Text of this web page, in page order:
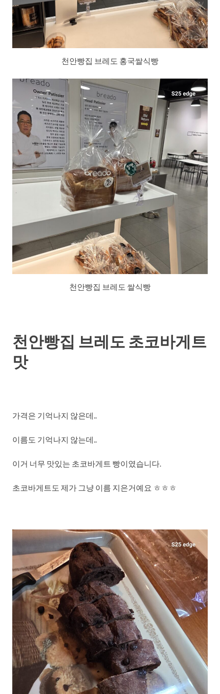
천안빵집 브레도 홍국쌀식빵
천안빵집 브레도 쌀식빵
천안빵집 브레도 초코바게트
맛
가격은 기억나지 않은데..
이름도 기억나지 않는데..
이거 너무 맛있는 초코바게트 빵이였습니다.
초코바게트도 제가 그냥 이름 지은거예요 ㅎㅎㅎ